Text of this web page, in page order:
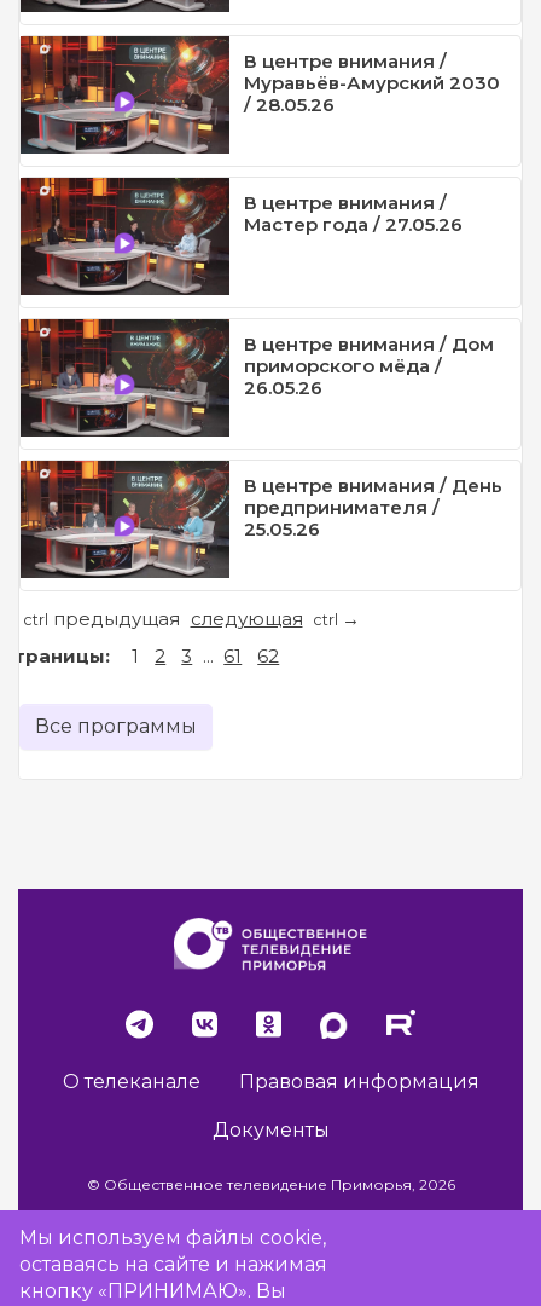
В центре внимания /
Муравьёв-Амурский 2030
/ 28.05.26
В центре внимания /
Мастер года / 27.05.26
В центре внимания / Дом
приморского мёда /
26.05.26
В центре внимания / День
предпринимателя /
25.05.26
ctrl предыдущая следующая ctrl →
Страницы: 1 2 3 ... 61 62
Все программы
О телеканале Правовая информация
Документы
© Общественное телевидение Приморья, 2026
Разработка сайта -Vladweb
Мы используем файлы cookie,
оставаясь на сайте и нажимая
кнопку «ПРИНИМАЮ». Вы